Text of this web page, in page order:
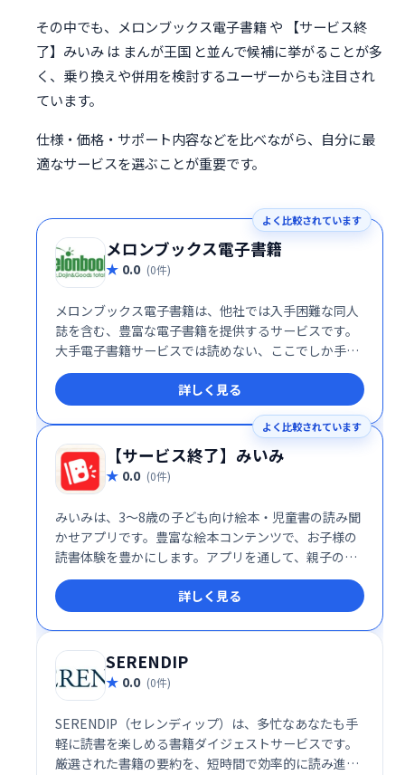
その中でも、メロンブックス電子書籍 や 【サービス終
了】みいみ は まんが王国 と並んで候補に挙がることが多
く、乗り換えや併用を検討するユーザーからも注目され
ています。
仕様・価格・サポート内容などを比べながら、自分に最
適なサービスを選ぶことが重要です。
よく比較されています
メロンブックス電子書籍
0.0 (0件)
メロンブックス電子書籍は、他社では入手困難な同人
誌を含む、豊富な電子書籍を提供するサービスです。
大手電子書籍サービスでは読めない、ここでしか手に
入らない作品も多数取り揃えています。あなただけの
特別な一冊を、ぜひメロンブックスで探してみてくだ
さい。
詳しく見る
よく比較されています
【サービス終了】みいみ
0.0 (0件)
みいみは、3～8歳の子ども向け絵本・児童書の読み聞
かせアプリです。豊富な絵本コンテンツで、お子様の
読書体験を豊かにします。アプリを通して、親子の触
れ合いを育み、豊かな情操を育むお手伝いをいたしま
す。
詳しく見る
SERENDIP
0.0 (0件)
SERENDIP（セレンディップ）は、多忙なあなたも手
軽に読書を楽しめる書籍ダイジェストサービスです。
厳選された書籍の要約を、短時間で効率的に読み進め